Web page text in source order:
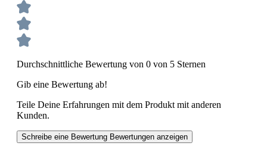
Durchschnittliche Bewertung von 0 von 5 Sternen
Gib eine Bewertung ab!
Teile Deine Erfahrungen mit dem Produkt mit anderen
Kunden.
Schreibe eine Bewertung Bewertungen anzeigen